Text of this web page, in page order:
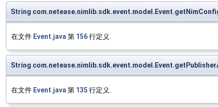
String
在文件 Event.java 第 156行定义.
String
在文件 Event.java 第 135 行定义.